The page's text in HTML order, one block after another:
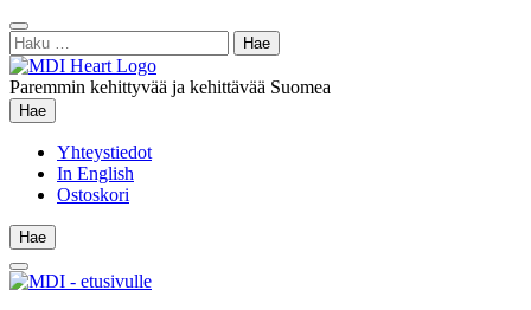
Siirry
sisältöön
Sulje
hae
Haku:
Paremmin kehittyvää ja kehittävää Suomea
Hae
Hae
Yhteystiedot
In English
Ostoskori
Hae
Hae
Main
Menu